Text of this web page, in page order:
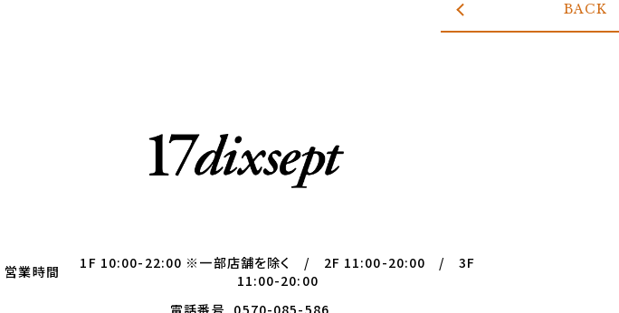
BACK
営業時間
1F 10:00-22:00 ※一部店舗を除く / 2F 11:00-20:00 / 3F
11:00-20:00
電話番号 0570-085-586